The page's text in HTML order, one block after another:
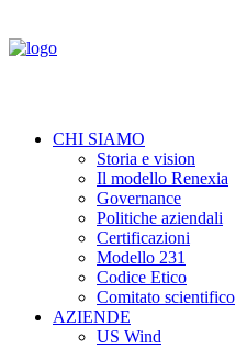
CHI SIAMO
Storia e vision
Il modello Renexia
Governance
Politiche aziendali
Certificazioni
Modello 231
Codice Etico
Comitato scientifico
AZIENDE
US Wind